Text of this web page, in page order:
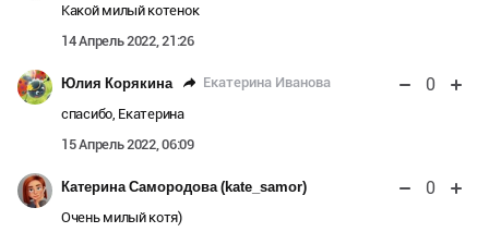
Какой милый котенок
14 Апрель 2022, 21:26
Юлия Корякина Екатерина Иванова 0
спасибо, Екатерина
15 Апрель 2022, 06:09
Катерина Самородова (kate_samor) 0
Очень милый котя)